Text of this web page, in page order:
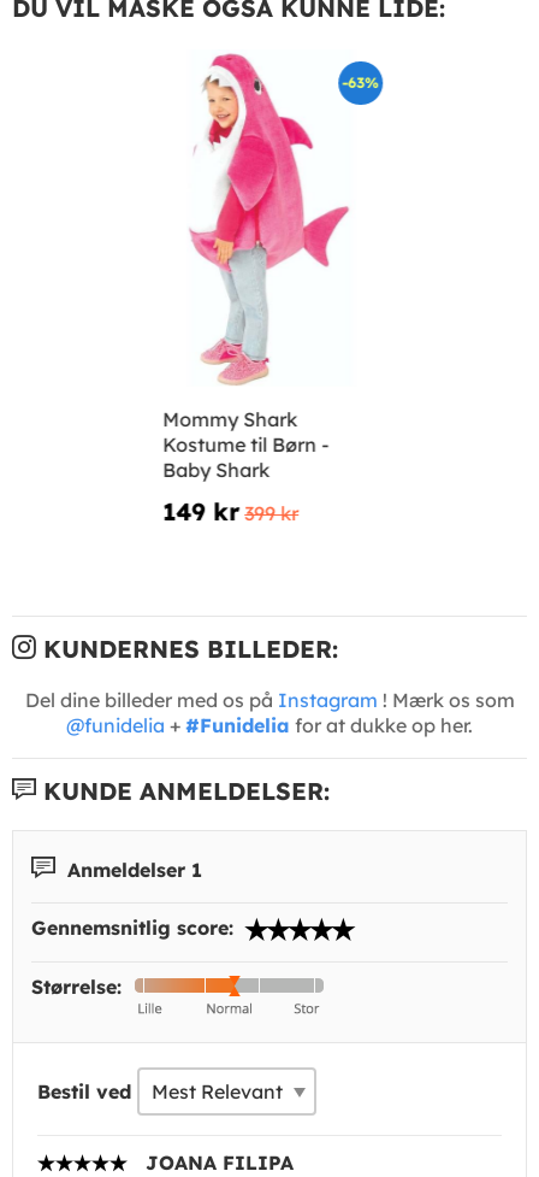
DU VIL MÅSKE OGSÅ KUNNE LIDE:
-63%
Mommy Shark
Kostume til Børn -
Baby Shark
149 kr 399 kr
KUNDERNES BILLEDER:
Del dine billeder med os på Instagram ! Mærk os som
@funidelia + #Funidelia for at dukke op her.
KUNDE ANMELDELSER:
Anmeldelser 1
Gennemsnitlig score:
Størrelse:
Bestil ved
JOANA FILIPA